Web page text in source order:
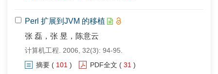
Perl 扩展到JVM 的移植
张 磊，张 昱，陈意云
计算机工程. 2006, 32(3): 94-95.
摘要 ( 101 ) PDF全文 ( 31 )